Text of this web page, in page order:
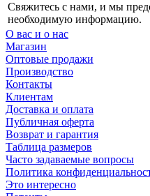
Свяжитесь с нами, и мы
необходимую информацию.
О вас и о нас
Магазин
Оптовые продажи
Производство
Контакты
Клиентам
Доставка и оплата
Публичная оферта
Возврат и гарантия
Таблица размеров
Часто задаваемые вопросы
Политика
Это интересно